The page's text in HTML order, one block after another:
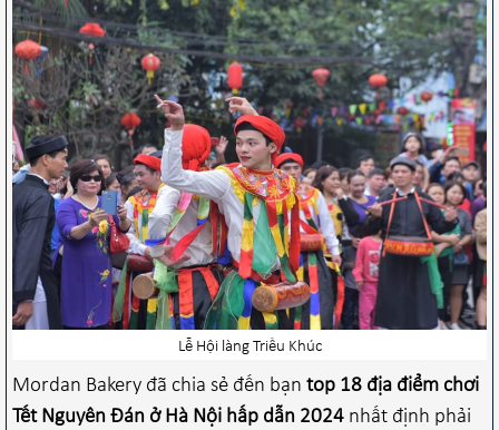
Lễ Hội làng Triều Khúc
Mordan Bakery đã chia sẻ đến bạn top 18 địa điểm chơi
Tết Nguyên Đán ở Hà Nội hấp dẫn 2024 nhất định phải